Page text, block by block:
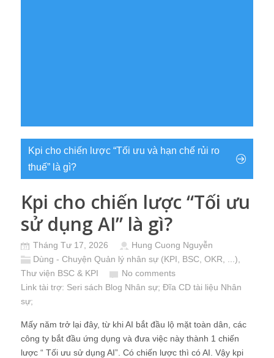
Kpi cho chiến lược “Tối ưu và hạn chế rủi ro
thuế” là gì?
Kpi cho chiến lược “Tối ưu
sử dụng AI” là gì?
Tháng Tư 17, 2026
Hung Cuong Nguyễn
Dùng - Chuyện Quản lý nhân sự (KPI, BSC, OKR, ...)
Thư viện BSC & KPI
No comments
Link tài trợ: Seri sách Blog Nhân sự; Đĩa CD tài liệu Nhân
sự;
Mấy năm trở lại đây, từ khi AI bắt đầu lộ mặt toàn dân, các
công ty bắt đầu ứng dụng và đưa việc này thành 1 chiến
lược “ Tối ưu sử dụng AI”. Có chiến lược thì có AI. Vậy kpi